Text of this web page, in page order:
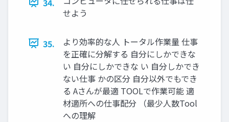
せよう
35.
より効率的な人 トータル作業量 仕事
を正確に分解する 自分にしかできな
い 自分にしかできな い 自分しかでき
ない仕事 かの区分 自分以外でもでき
る Aさんが最適 TOOLで作業可能 適
材適所への仕事配分 （最少人数Tool
への理解